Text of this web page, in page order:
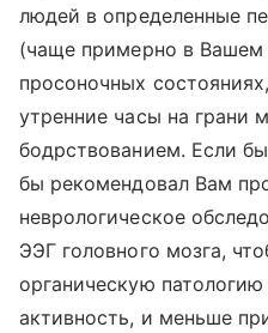
людей в определенные
(чаще примерно в Вашем
просоночных
утренние часы на грани
бодрствованием. Если
бы рекомендовал Вам
неврологическое
ЭЭГ головного мозга,
органическую
активность, и меньше